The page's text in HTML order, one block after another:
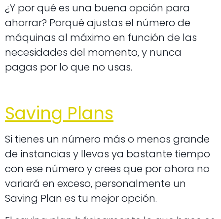
¿Y por qué es una buena opción para
ahorrar? Porqué ajustas el número de
máquinas al máximo en función de las
necesidades del momento, y nunca
pagas por lo que no usas.
Saving Plans
Si tienes un número más o menos grande
de instancias y llevas ya bastante tiempo
con ese número y crees que por ahora no
variará en exceso, personalmente un
Saving Plan es tu mejor opción.